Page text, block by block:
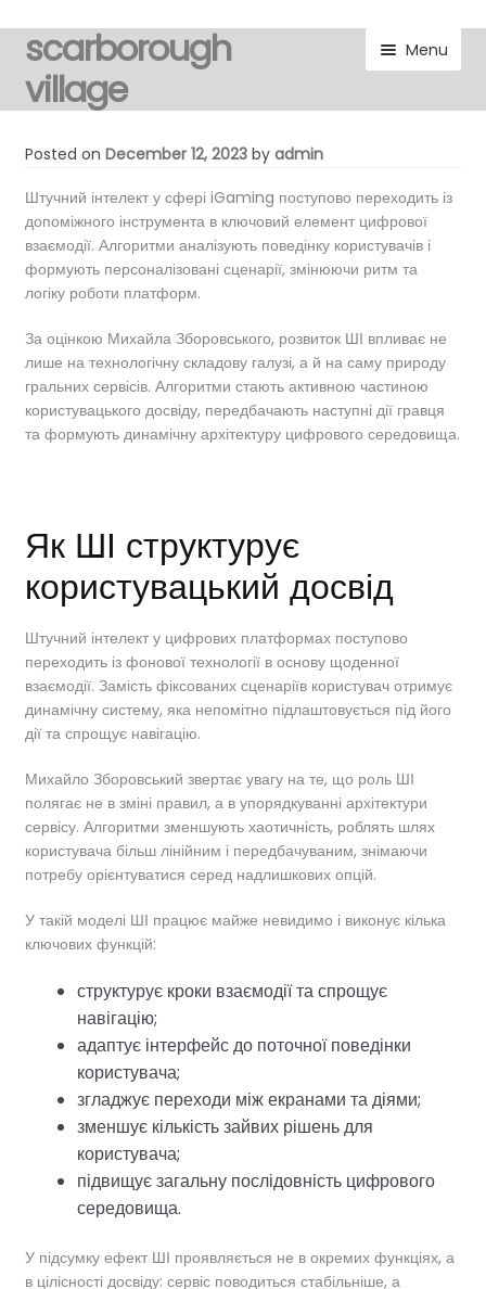
Skip
to
navigation
Skip
to
content
scarborough
village
Menu
residents
gallery
Expand
child
menu
discover
noticeboard
Expand
child
Posted on December 12, 2023 by admin
Штучний інтелект у сфері iGaming поступово переходить із
допоміжного інструмента в ключовий елемент цифрової
взаємодії. Алгоритми аналізують поведінку користувачів і
формують персоналізовані сценарії, змінюючи ритм та
логіку роботи платформ.
За оцінкою Михайла Зборовського, розвиток ШІ впливає не
лише на технологічну складову галузі, а й на саму природу
гральних сервісів. Алгоритми стають активною частиною
користувацького досвіду, передбачають наступні дії гравця
та формують динамічну архітектуру цифрового середовища.
Як ШІ структурує
користувацький досвід
Штучний інтелект у цифрових платформах поступово
переходить із фонової технології в основу щоденної
взаємодії. Замість фіксованих сценаріїв користувач отримує
динамічну систему, яка непомітно підлаштовується під його
дії та спрощує навігацію.
Михайло Зборовський звертає увагу на те, що роль ШІ
полягає не в зміні правил, а в упорядкуванні архітектури
сервісу. Алгоритми зменшують хаотичність, роблять шлях
користувача більш лінійним і передбачуваним, знімаючи
потребу орієнтуватися серед надлишкових опцій.
У такій моделі ШІ працює майже невидимо і виконує кілька
ключових функцій:
структурує кроки взаємодії та спрощує
навігацію;
адаптує інтерфейс до поточної поведінки
користувача;
згладжує переходи між екранами та діями;
зменшує кількість зайвих рішень для
користувача;
підвищує загальну послідовність цифрового
середовища.
У підсумку ефект ШІ проявляється не в окремих функціях, а
в цілісності досвіду: сервіс поводиться стабільніше, а